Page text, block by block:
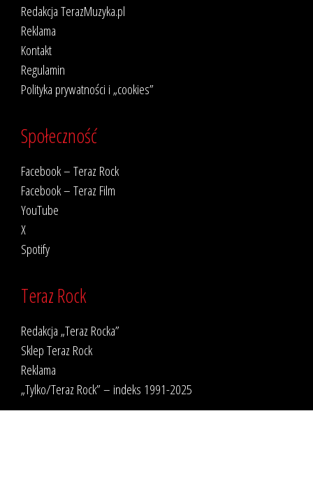
Redakcja TerazMuzyka.pl
Reklama
Kontakt
Regulamin
Polityka prywatności i „cookies”
Społeczność
Facebook – Teraz Rock
Facebook – Teraz Film
YouTube
X
Spotify
Teraz Rock
Redakcja „Teraz Rocka”
Sklep Teraz Rock
Reklama
„Tylko/Teraz Rock” – indeks 1991-2025